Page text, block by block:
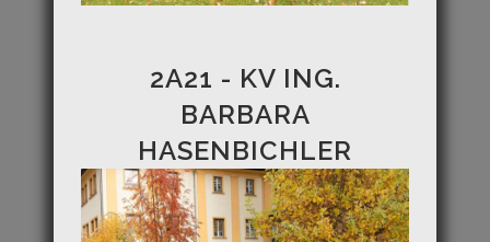
2A21 - KV ING.
BARBARA
HASENBICHLER